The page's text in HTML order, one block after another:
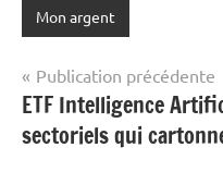
Mon argent
Navigation
de
l’article
Publication précédente
ETF Intelligence
sectoriels qui